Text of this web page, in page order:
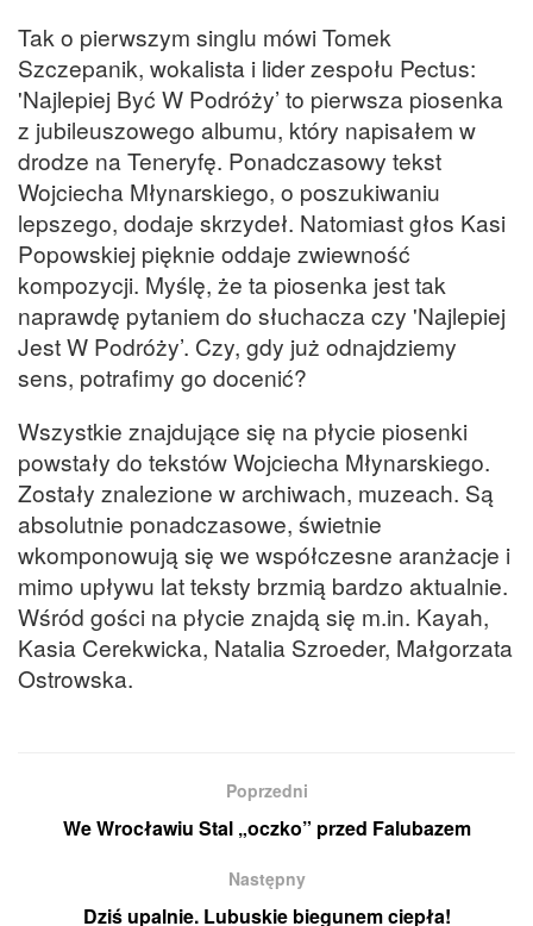
Tak o pierwszym singlu mówi Tomek
Szczepanik, wokalista i lider zespołu Pectus:
'Najlepiej Być W Podróży’ to pierwsza piosenka
z jubileuszowego albumu, który napisałem w
drodze na Teneryfę. Ponadczasowy tekst
Wojciecha Młynarskiego, o poszukiwaniu
lepszego, dodaje skrzydeł. Natomiast głos Kasi
Popowskiej pięknie oddaje zwiewność
kompozycji. Myślę, że ta piosenka jest tak
naprawdę pytaniem do słuchacza czy 'Najlepiej
Jest W Podróży’. Czy, gdy już odnajdziemy
sens, potrafimy go docenić?
Wszystkie znajdujące się na płycie piosenki
powstały do tekstów Wojciecha Młynarskiego.
Zostały znalezione w archiwach, muzeach. Są
absolutnie ponadczasowe, świetnie
wkomponowują się we współczesne aranżacje i
mimo upływu lat teksty brzmią bardzo aktualnie.
Wśród gości na płycie znajdą się m.in. Kayah,
Kasia Cerekwicka, Natalia Szroeder, Małgorzata
Ostrowska.
Poprzedni
We Wrocławiu Stal „oczko” przed Falubazem
Następny
Dziś upalnie. Lubuskie biegunem ciepła!